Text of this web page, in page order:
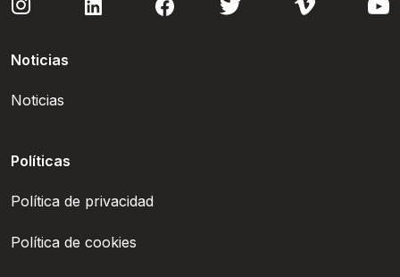
Noticias
Noticias
Políticas
Política de privacidad
Política de cookies